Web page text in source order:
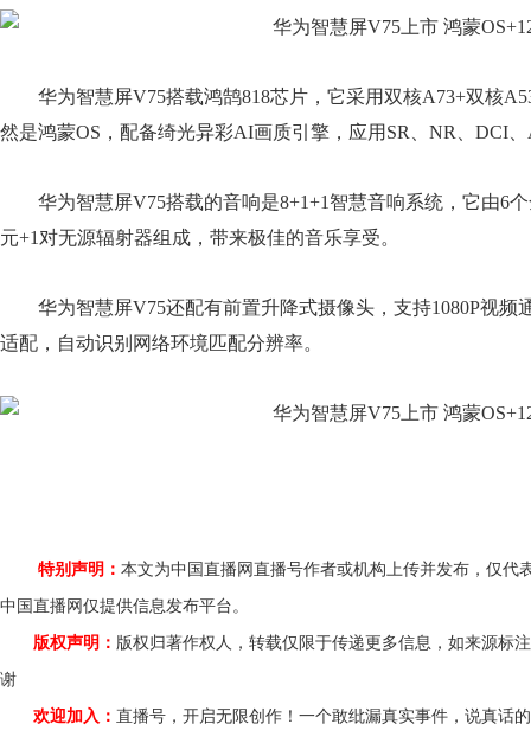
华为智慧屏V75搭载鸿鹄818芯片，它采用双核A73+双核
然是鸿蒙OS，配备绮光异彩AI画质引擎，应用SR、NR、DCI
华为智慧屏V75搭载的音响是8+1+1智慧音响系统，它由6
元+1对无源辐射器组成，带来极佳的音乐享受。
华为智慧屏V75还配有前置升降式摄像头，支持1080P视
适配，自动识别网络环境匹配分辨率。
特别声明： 本文为中国直播网直播号作者或机构上传并发布，仅
中国直播网仅提供信息发布平台。
版权声明： 版权归著作权人，转载仅限于传递更多信息，如来源标
谢
欢迎加入： 直播号，开启无限创作！一个敢纰漏真实事件，说真话